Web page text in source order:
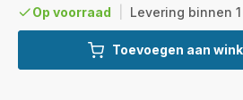
Op voorraad Levering binnen
Toevoegen aan